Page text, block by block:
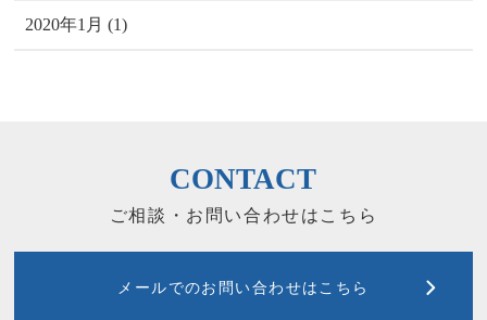
2020年1月 (1)
CONTACT
ご相談・お問い合わせはこちら
メールでのお問い合わせはこちら